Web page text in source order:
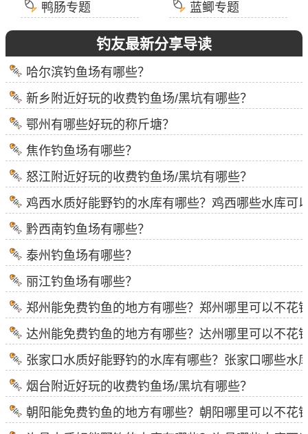
鸭肠专题
蓝鲫专题
钓友最新分享导读
哈尔滨钓鱼场有哪些？
新乡附近好玩的收费钓鱼场/黑坑有哪些？
鄂州有哪些好玩的称斤塘？
焦作钓鱼场有哪些？
怒江附近好玩的收费钓鱼场/黑坑有哪些？
鸡西水质好能野钓的水库有哪些？鸡西哪些水库可
黔西南钓鱼场有哪些？
泰州钓鱼场有哪些？
丽江钓鱼场有哪些？
郑州能免费钓鱼的地方有哪些？郑州哪里可以不花
达州能免费钓鱼的地方有哪些？达州哪里可以不花
张家口水质好能野钓的水库有哪些？张家口哪些水
烟台附近好玩的收费钓鱼场/黑坑有哪些？
朝阳能免费钓鱼的地方有哪些？朝阳哪里可以不花